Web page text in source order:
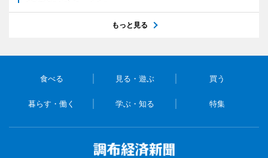
もっと見る
食べる 見る・遊ぶ 買う
暮らす・働く 学ぶ・知る 特集